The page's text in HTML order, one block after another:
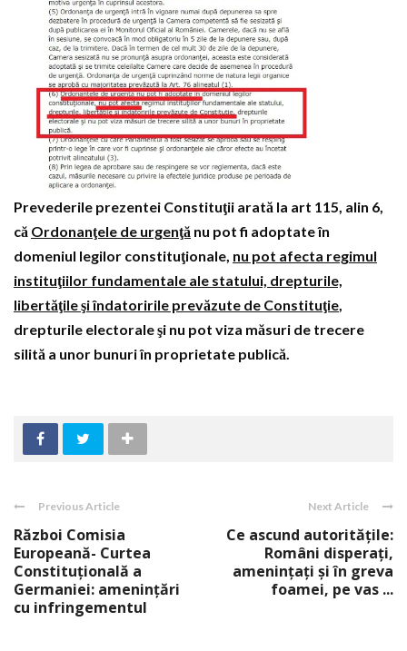
Prevederile prezentei Constituţii arată la art 115, alin 6,
că Ordonanţele de urgenţă nu pot fi adoptate în
domeniul legilor constituţionale, nu pot afecta regimul
instituţiilor fundamentale ale statului, drepturile,
libertăţile şi îndatoririle prevăzute de Constituţie,
drepturile electorale şi nu pot viza măsuri de trecere
silită a unor bunuri în proprietate publică.
Previous Article
Război Comisia
Europeană- Curtea
Constituţională a
Germaniei: ameninţări
cu infringementul
Next Article
Ce ascund autorităţile:
Români disperaţi,
ameninţaţi şi în greva
foamei, pe vas ...